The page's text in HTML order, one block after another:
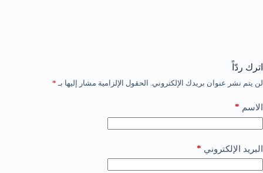
اترك ردّاً
لن يتم نشر عنوان بريدك الإلكتروني. الحقول الإلزامية مشار إليها بـ *
الاسم *
البريد الإلكتروني *